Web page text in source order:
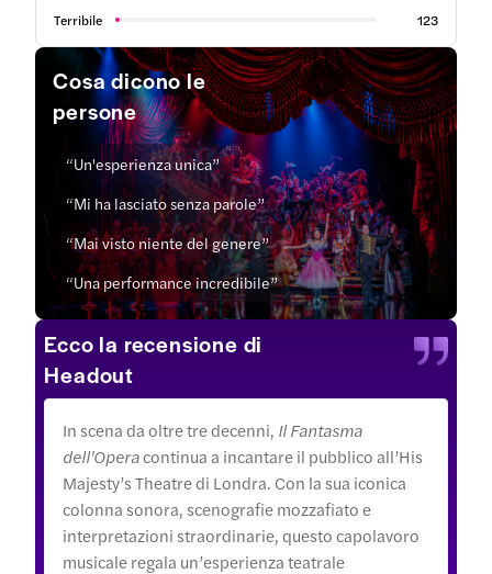
Terribile
123
Cosa dicono le
persone
“Un'esperienza unica”
“Mi ha lasciato senza parole”
“Mai visto niente del genere”
“Una performance incredibile”
Ecco la recensione di
Headout
In scena da oltre tre decenni, Il Fantasma
dell'Operacontinua a incantare il pubblico all’His
Majesty’s Theatre di Londra. Con la sua iconica
colonna sonora, scenografie mozzafiato e
interpretazioni straordinarie, questo capolavoro
musicale regala un’esperienza teatrale